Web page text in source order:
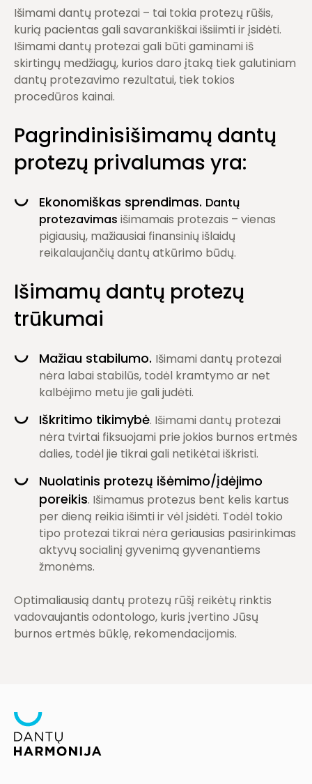
Išimami dantų protezai – tai tokia protezų rūšis,
kurią pacientas gali savarankiškai išsiimti ir įsidėti.
Išimami dantų protezai gali būti gaminami iš
skirtingų medžiagų, kurios daro įtaką tiek galutiniam
dantų protezavimo rezultatui, tiek tokios
procedūros kainai.
Pagrindinisišimamų dantų
protezų privalumas yra:
Ekonomiškas sprendimas. Dantų
protezavimas išimamais protezais – vienas
pigiausių, mažiausiai finansinių išlaidų
reikalaujančių dantų atkūrimo būdų.
Išimamų dantų protezų
trūkumai
Mažiau stabilumo. Išimami dantų protezai
nėra labai stabilūs, todėl kramtymo ar net
kalbėjimo metu jie gali judėti.
Iškritimo tikimybė. Išimami dantų protezai
nėra tvirtai fiksuojami prie jokios burnos ertmės
dalies, todėl jie tikrai gali netikėtai iškristi.
Nuolatinis protezų išėmimo/įdėjimo
poreikis. Išimamus protezus bent kelis kartus
per dieną reikia išimti ir vėl įsidėti. Todėl tokio
tipo protezai tikrai nėra geriausias pasirinkimas
aktyvų socialinį gyvenimą gyvenantiems
žmonėms.
Optimaliausią dantų protezų rūšį reikėtų rinktis
vadovaujantis odontologo, kuris įvertino Jūsų
burnos ertmės būklę, rekomendacijomis.